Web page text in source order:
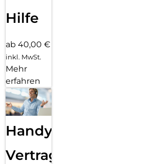
Hilfe
ab 40,00 €
inkl. MwSt.
Mehr
erfahren
Handy
Vertragsabwicklung